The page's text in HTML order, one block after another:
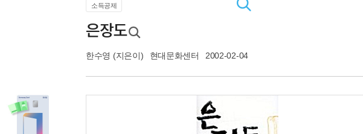
소득공제
은장도
한수영 (지은이) 현대문화센터 2002-02-04